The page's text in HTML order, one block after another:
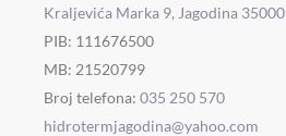
Kraljevića Marka 9, Jagodina 35000
PIB: 111676500
MB: 21520799
Broj telefona: 035 250 570
hidrotermjagodina@yahoo.com